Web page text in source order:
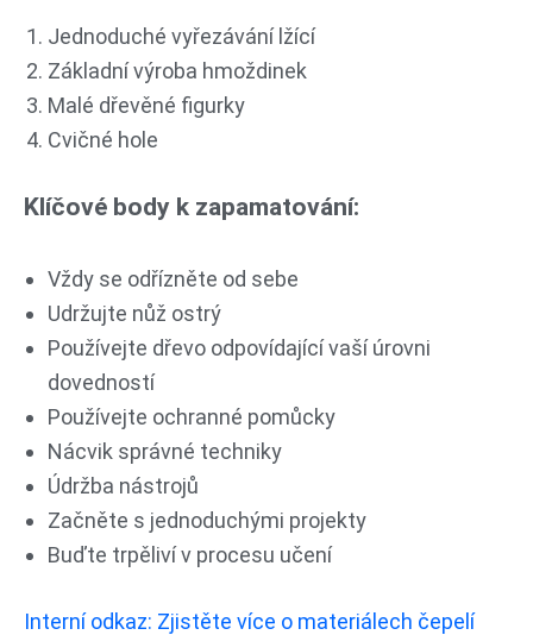
Jednoduché vyřezávání lžící
Základní výroba hmoždinek
Malé dřevěné figurky
Cvičné hole
Klíčové body k zapamatování:
Vždy se odřízněte od sebe
Udržujte nůž ostrý
Používejte dřevo odpovídající vaší úrovni
dovedností
Používejte ochranné pomůcky
Nácvik správné techniky
Údržba nástrojů
Začněte s jednoduchými projekty
Buďte trpěliví v procesu učení
Interní odkaz: Zjistěte více o materiálech čepelí